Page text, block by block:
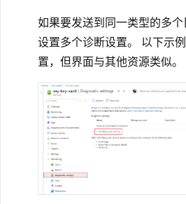
如果要发送到同一类型的多
设置多个诊断设置。 以下示
置，但界面与其他资源类似。